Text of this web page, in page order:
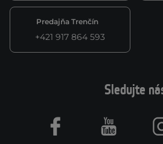
Predajňa Trenčín
+421 917 864 593
Sledujte
Facebook Youtube